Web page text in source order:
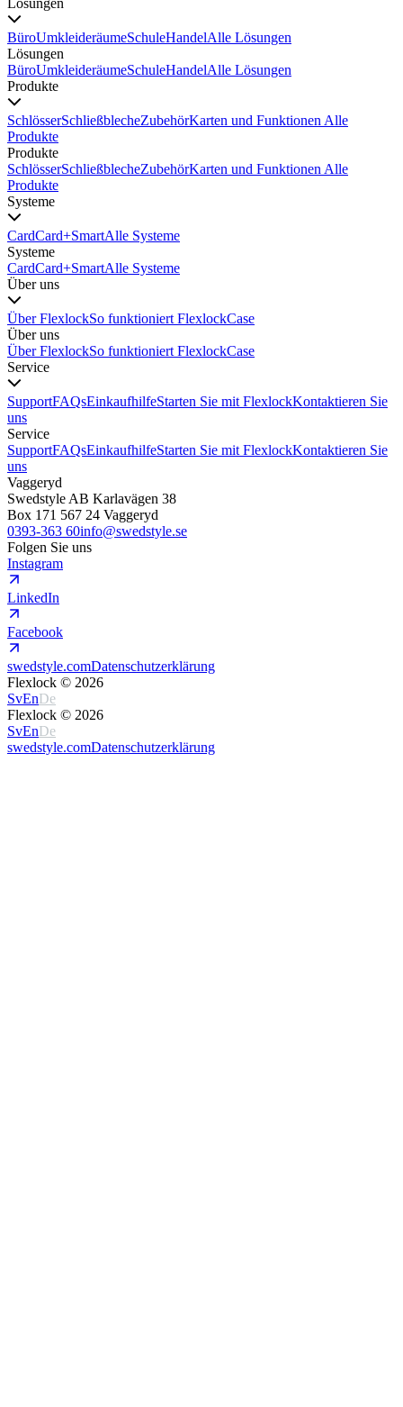
BüroUmkleideräumeSchuleHandelAlle Lösungen
Lösungen
BüroUmkleideräumeSchuleHandelAlle Lösungen
Produkte
SchlösserSchließblecheZubehörKarten und Funktionen Alle
Produkte
Produkte
SchlösserSchließblecheZubehörKarten und Funktionen Alle
Produkte
Systeme
CardCard+SmartAlle Systeme
Systeme
CardCard+SmartAlle Systeme
Über uns
Über FlexlockSo funktioniert FlexlockCase
Über uns
Über FlexlockSo funktioniert FlexlockCase
Service
SupportFAQsEinkaufhilfeStarten Sie mit FlexlockKontaktieren Sie
uns
Service
SupportFAQsEinkaufhilfeStarten Sie mit FlexlockKontaktieren Sie
uns
Vaggeryd
Swedstyle AB Karlavägen 38
Box 171 567 24 Vaggeryd
0393-363 60info@swedstyle.se
Folgen Sie uns
Instagram
LinkedIn
Facebook
swedstyle.comDatenschutzerklärung
Flexlock © 2026
SvEnDe
Flexlock © 2026
SvEnDe
swedstyle.comDatenschutzerklärung